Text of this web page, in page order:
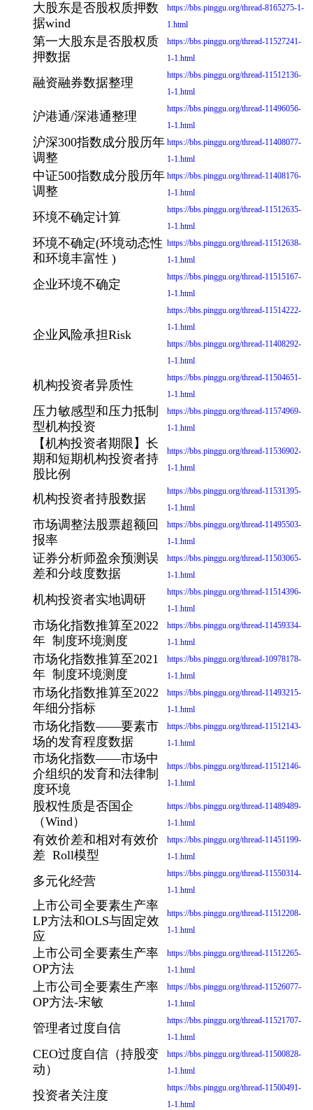
大股东是否股权质押数
据wind
https://bbs.pinggu.org/thread-8165275-1-
1.html
第一大股东是否股权质
押数据
https://bbs.pinggu.org/thread-11527241-
1-1.html
融资融券数据整理
https://bbs.pinggu.org/thread-11512136-
1-1.html
沪港通/深港通整理
https://bbs.pinggu.org/thread-11496056-
1-1.html
沪深300指数成分股历年
调整
https://bbs.pinggu.org/thread-11408077-
1-1.html
中证500指数成分股历年
调整
https://bbs.pinggu.org/thread-11408176-
1-1.html
环境不确定计算
https://bbs.pinggu.org/thread-11512635-
1-1.html
环境不确定(环境动态性
和环境丰富性 )
https://bbs.pinggu.org/thread-11512638-
1-1.html
企业环境不确定
https://bbs.pinggu.org/thread-11515167-
1-1.html
企业风险承担Risk
https://bbs.pinggu.org/thread-11514222-
1-1.html
https://bbs.pinggu.org/thread-11408292-
1-1.html
机构投资者异质性
https://bbs.pinggu.org/thread-11504651-
1-1.html
压力敏感型和压力抵制
型机构投资
https://bbs.pinggu.org/thread-11574969-
1-1.html
【机构投资者期限】长
期和短期机构投资者持
股比例
https://bbs.pinggu.org/thread-11536902-
1-1.html
机构投资者持股数据
https://bbs.pinggu.org/thread-11531395-
1-1.html
市场调整法股票超额回
报率
https://bbs.pinggu.org/thread-11495503-
1-1.html
证券分析师盈余预测误
差和分歧度数据
https://bbs.pinggu.org/thread-11503065-
1-1.html
机构投资者实地调研
https://bbs.pinggu.org/thread-11514396-
1-1.html
市场化指数推算至2022
年 制度环境测度
https://bbs.pinggu.org/thread-11459334-
1-1.html
市场化指数推算至2021
年 制度环境测度
https://bbs.pinggu.org/thread-10978178-
1-1.html
市场化指数推算至2022
年细分指标
https://bbs.pinggu.org/thread-11493215-
1-1.html
市场化指数——要素市
场的发育程度数据
https://bbs.pinggu.org/thread-11512143-
1-1.html
市场化指数——市场中
介组织的发育和法律制
度环境
https://bbs.pinggu.org/thread-11512146-
1-1.html
股权性质是否国企
（Wind）
https://bbs.pinggu.org/thread-11489489-
1-1.html
有效价差和相对有效价
差 Roll模型
https://bbs.pinggu.org/thread-11451199-
1-1.html
多元化经营
https://bbs.pinggu.org/thread-11550314-
1-1.html
上市公司全要素生产率
LP方法和OLS与固定效
应
https://bbs.pinggu.org/thread-11512208-
1-1.html
上市公司全要素生产率
OP方法
https://bbs.pinggu.org/thread-11512265-
1-1.html
上市公司全要素生产率
OP方法-宋敏
https://bbs.pinggu.org/thread-11526077-
1-1.html
管理者过度自信
https://bbs.pinggu.org/thread-11521707-
1-1.html
CEO过度自信（持股变
动）
https://bbs.pinggu.org/thread-11500828-
1-1.html
投资者关注度
https://bbs.pinggu.org/thread-11500491-
1-1.html